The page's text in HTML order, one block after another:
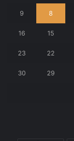
8
9
15
16
22
23
29
30